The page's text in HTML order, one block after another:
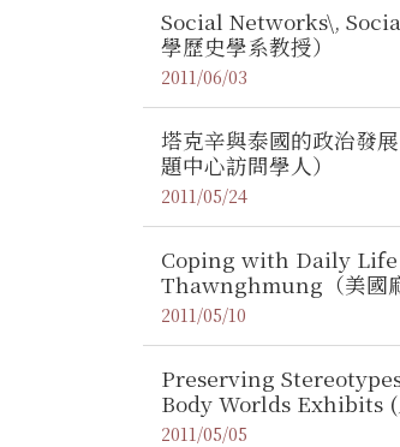
Social Networks\,
學歷史學系教授）
2011/06/03
塔克辛與泰國的政治發
題中心訪問學人）
2011/05/24
Coping with Daily
Thawnghmung（美國
2011/05/10
Preserving
Body Worlds Exhibits
California) :
2011/05/05